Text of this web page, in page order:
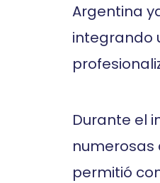
Argentina
integrando
Durante el
numerosas
permitió